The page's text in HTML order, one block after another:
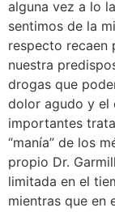
alguna vez a lo
sentimos de la
respecto recaen
nuestra
drogas que
dolor agudo y el
importantes
“manía” de los
propio Dr.
limitada en el
mientras que en